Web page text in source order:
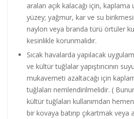
araları açık kalacağı için, kaplama
yüzey; yağmur, kar ve su
naylon veya branda türü örtüler
kesinlikle korunmalıdır.
Sıcak havalarda yapılacak
ve kültür tuğlalar yapıştırıcının
mukavemeti azaltacağı için
tuğlaları nemlendirilmelidir. (
kültür tuğlaları kullanımdan
bir kovaya batırıp çıkartmak veya